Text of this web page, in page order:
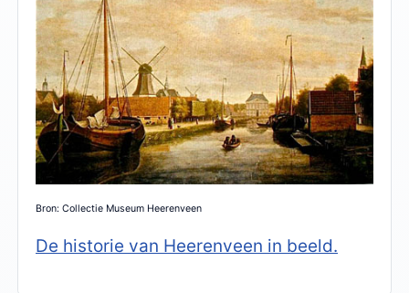
Bron: Collectie Museum Heerenveen
De historie van Heerenveen in beeld.